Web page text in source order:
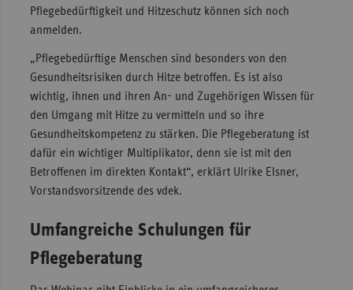
Pflegebedürftigkeit und Hitzeschutz können sich noch
anmelden.
„Pflegebedürftige Menschen sind besonders von den
Gesundheitsrisiken durch Hitze betroffen. Es ist also
wichtig, ihnen und ihren An- und Zugehörigen Wissen für
den Umgang mit Hitze zu vermitteln und so ihre
Gesundheitskompetenz zu stärken. Die Pflegeberatung ist
dafür ein wichtiger Multiplikator, denn sie ist mit den
Betroffenen im direkten Kontakt“, erklärt Ulrike Elsner,
Vorstandsvorsitzende des vdek.
Umfangreiche Schulungen für
Pflegeberatung